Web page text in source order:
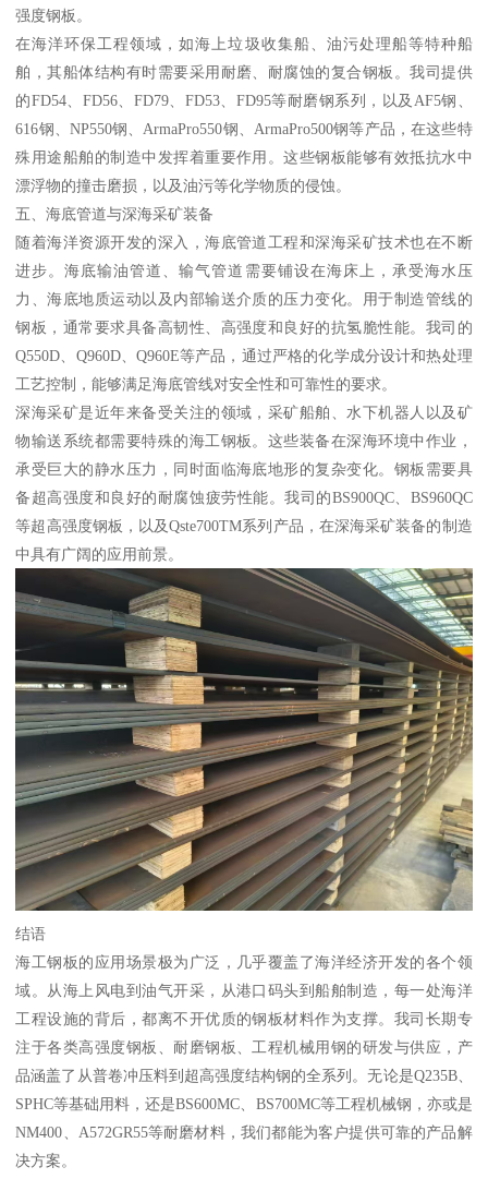
强度钢板。
在海洋环保工程领域，如海上垃圾收集船、油污处理船等特种船
舶，其船体结构有时需要采用耐磨、耐腐蚀的复合钢板。我司提供
的FD54、FD56、FD79、FD53、FD95等耐磨钢系列，以及AF5钢、
616钢、NP550钢、ArmaPro550钢、ArmaPro500钢等产品，在这些特
殊用途船舶的制造中发挥着重要作用。这些钢板能够有效抵抗水中
漂浮物的撞击磨损，以及油污等化学物质的侵蚀。
五、海底管道与深海采矿装备
随着海洋资源开发的深入，海底管道工程和深海采矿技术也在不断
进步。海底输油管道、输气管道需要铺设在海床上，承受海水压
力、海底地质运动以及内部输送介质的压力变化。用于制造管线的
钢板，通常要求具备高韧性、高强度和良好的抗氢脆性能。我司的
Q550D、Q960D、Q960E等产品，通过严格的化学成分设计和热处理
工艺控制，能够满足海底管线对安全性和可靠性的要求。
深海采矿是近年来备受关注的领域，采矿船舶、水下机器人以及矿
物输送系统都需要特殊的海工钢板。这些装备在深海环境中作业，
承受巨大的静水压力，同时面临海底地形的复杂变化。钢板需要具
备超高强度和良好的耐腐蚀疲劳性能。我司的BS900QC、BS960QC
等超高强度钢板，以及Qste700TM系列产品，在深海采矿装备的制造
中具有广阔的应用前景。
结语
海工钢板的应用场景极为广泛，几乎覆盖了海洋经济开发的各个领
域。从海上风电到油气开采，从港口码头到船舶制造，每一处海洋
工程设施的背后，都离不开优质的钢板材料作为支撑。我司长期专
注于各类高强度钢板、耐磨钢板、工程机械用钢的研发与供应，产
品涵盖了从普卷冲压料到超高强度结构钢的全系列。无论是Q235B、
SPHC等基础用料，还是BS600MC、BS700MC等工程机械钢，亦或是
NM400、A572GR55等耐磨材料，我们都能为客户提供可靠的产品解
决方案。